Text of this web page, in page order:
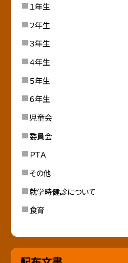
１年生
２年生
３年生
４年生
５年生
６年生
児童会
委員会
ＰＴＡ
その他
就学時健診について
食育